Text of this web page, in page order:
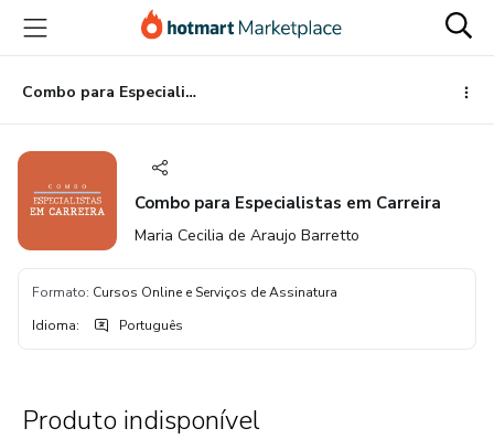
para
conteúdo
principal
para
pagamento
para
rodapé
Combo para Especialistas em Carreira
Combo para Especialistas em Carreira
Maria Cecilia de Araujo Barretto
Formato: Cursos Online e Serviços de Assinatura
Idioma: Português
Produto indisponível